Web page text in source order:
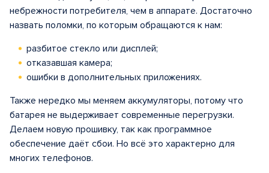
небрежности потребителя, чем в аппарате. Достаточно
назвать поломки, по которым обращаются к нам:
разбитое стекло или дисплей;
отказавшая камера;
ошибки в дополнительных приложениях.
Также нередко мы меняем аккумуляторы, потому что
батарея не выдерживает современные перегрузки.
Делаем новую прошивку, так как программное
обеспечение даёт сбои. Но всё это характерно для
многих телефонов.